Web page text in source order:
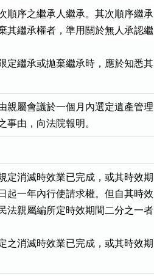
順序之繼承人繼承。其次順序繼承
其繼承權者，準用關於無人承認繼
定繼承或拋棄繼承時，應於知悉其
親屬會議於一個月內選定遺產管理
事由，向法院報明。
定消滅時效業已完成，或其時效期
起一年內行使請求權。但自其時效
法親屬編所定時效期間二分之一者
之消滅時效業已完成，或其時效期